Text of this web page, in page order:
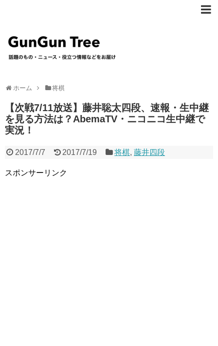
ホーム 将棋
【次戦7/11放送】藤井聡太四段、速報・生中継
を見る方法は？AbemaTV・ニコニコ生中継で
実況！
2017/7/7 2017/7/19 将棋,藤井四段
スポンサーリンク